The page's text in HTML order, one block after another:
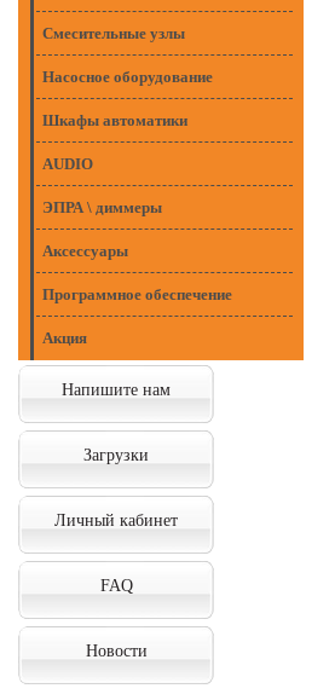
Смесительные узлы
Насосное оборудование
Шкафы автоматики
AUDIO
ЭПРА \ диммеры
Аксессуары
Программное обеспечение
Акция
Напишите нам
Загрузки
Личный кабинет
FAQ
Новости